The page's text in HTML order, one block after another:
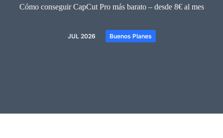
Cómo conseguir CapCut Pro más barato – desde 8€ al mes
JUL 2026 Buenos Planes